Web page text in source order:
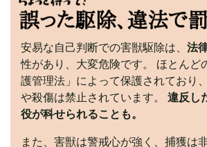
安易な自己判断での害獣駆除は、 法
性があり、大変危険です。 ほとんど
護管理法」によって保護されており
や殺傷は禁止されています。 違反し
役が科せられることも。
また、害獣は警戒心が強く、捕獲は